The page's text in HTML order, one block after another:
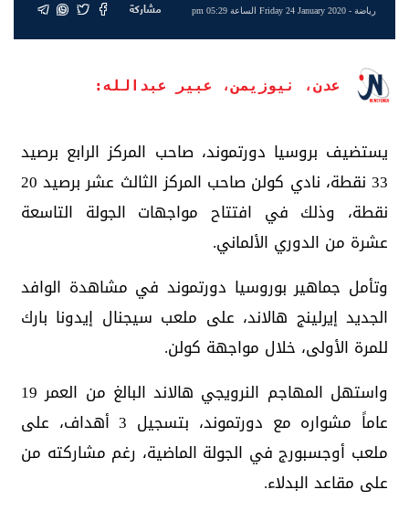
رياضة- Friday 24 January 2020 الساعة 05:29 pm مشاركة
عدن، نيوزيمن، عبير عبدالله:
يستضيف بروسيا دورتموند، صاحب المركز الرابع برصيد
33 نقطة، نادي كولن صاحب المركز الثالث عشر برصيد 20
نقطة، وذلك في افتتاح مواجهات الجولة التاسعة
عشرة من الدوري الألماني.
وتأمل جماهير بوروسيا دورتموند في مشاهدة الوافد
الجديد إيرلينج هالاند، على ملعب سيجنال إيدونا بارك
للمرة الأولى، خلال مواجهة كولن.
واستهل المهاجم النرويجي هالاند البالغ من العمر 19
عاماً مشواره مع دورتموند، بتسجيل 3 أهداف، على
ملعب أوجسبورج في الجولة الماضية، رغم مشاركته من
على مقاعد البدلاء.